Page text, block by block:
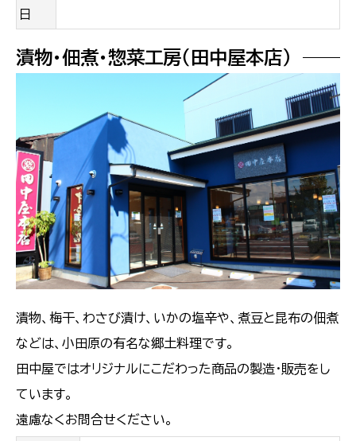
日
漬物・佃煮・惣菜工房（田中屋本店）
漬物、梅干、わさび漬け、いかの塩辛や、煮豆と昆布の佃煮
などは、小田原の有名な郷土料理です。
田中屋ではオリジナルにこだわった商品の製造・販売をし
ています。
遠慮なくお問合せください。